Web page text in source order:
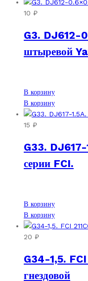
10 ₽
G3. DJ612-
штыревой
В корзину
В корзину
15 ₽
G33.
серии FCI.
В корзину
В корзину
20 ₽
G34-1,5. FCI
гнездовой